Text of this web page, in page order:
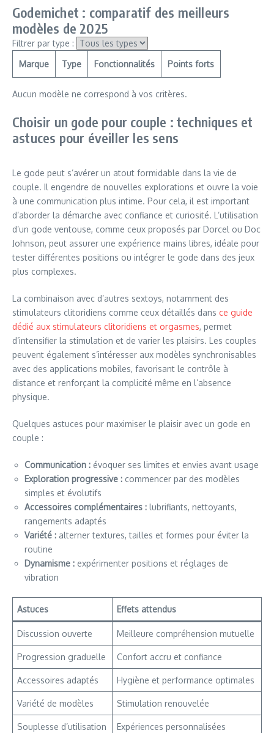
Godemichet : comparatif des meilleurs
modèles de 2025
Filtrer par type :
Marque
Type Fonctionnalités Points forts
Aucun modèle ne correspond à vos critères.
Choisir un gode pour couple : techniques et
astuces pour éveiller les sens
Le gode peut s’avérer un atout formidable dans la vie de
couple. Il engendre de nouvelles explorations et ouvre la voie
à une communication plus intime. Pour cela, il est important
d’aborder la démarche avec confiance et curiosité. L’utilisation
d’un gode ventouse, comme ceux proposés par Dorcel ou Doc
Johnson, peut assurer une expérience mains libres, idéale pour
tester différentes positions ou intégrer le gode dans des jeux
plus complexes.
La combinaison avec d’autres sextoys, notamment des
stimulateurs clitoridiens comme ceux détaillés dans ce guide
dédié aux stimulateurs clitoridiens et orgasmes, permet
d’intensifier la stimulation et de varier les plaisirs. Les couples
peuvent également s’intéresser aux modèles synchronisables
avec des applications mobiles, favorisant le contrôle à
distance et renforçant la complicité même en l’absence
physique.
Quelques astuces pour maximiser le plaisir avec un gode en
couple :
Communication : évoquer ses limites et envies avant usage
Exploration progressive : commencer par des modèles
simples et évolutifs
Accessoires complémentaires : lubrifiants, nettoyants,
rangements adaptés
Variété : alterner textures, tailles et formes pour éviter la
routine
Dynamisme : expérimenter positions et réglages de
vibration
Astuces Effets attendus
Discussion ouverte Meilleure compréhension mutuelle
Progression graduelle Confort accru et confiance
Accessoires adaptés Hygiène et performance optimales
Variété de modèles Stimulation renouvelée
Souplesse d’utilisation Expériences personnalisées